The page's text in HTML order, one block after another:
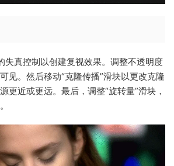
真控制以创建复视效果。调整不透明度
见。然后移动“克隆传播”滑块以更改克隆
更近或更远。最后，调整“旋转量”滑块，